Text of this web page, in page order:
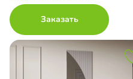
Заказать